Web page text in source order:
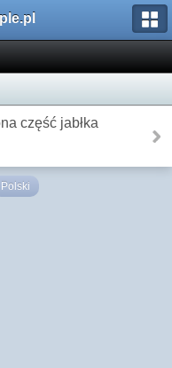
część jabłka
Polski